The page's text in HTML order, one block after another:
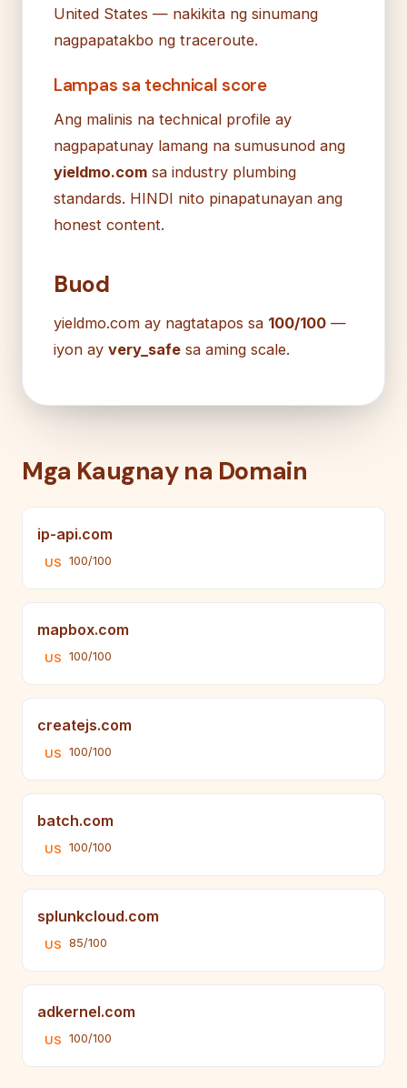
United States — nakikita ng sinumang
nagpapatakbo ng traceroute.
Lampas sa technical score
Ang malinis na technical profile ay
nagpapatunay lamang na sumusunod ang
yieldmo.com sa industry plumbing
standards. HINDI nito pinapatunayan ang
honest content.
Buod
yieldmo.com ay nagtatapos sa 100/100 —
iyon ay very_safe sa aming scale.
Mga Kaugnay na Domain
ip-api.com
US 100/100
mapbox.com
US 100/100
createjs.com
US 100/100
batch.com
US 100/100
splunkcloud.com
US 85/100
adkernel.com
US 100/100